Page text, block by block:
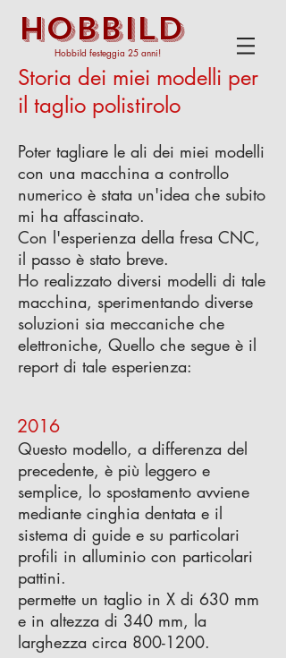
HOBBILD
Hobbild festeggia 25 anni!
Storia dei miei modelli per
il taglio polistirolo
Poter tagliare le ali dei miei modelli
con una macchina a controllo
numerico è stata un'idea che subito
mi ha affascinato.
Con l'esperienza della fresa CNC,
il passo è stato breve.
Ho realizzato diversi modelli di tale
macchina, sperimentando diverse
soluzioni sia meccaniche che
elettroniche, Quello che segue è il
report di tale esperienza:
2016
Questo modello, a differenza del
precedente, è più leggero e
semplice, lo spostamento avviene
mediante cinghia dentata e il
sistema di guide e su particolari
profili in alluminio con particolari
pattini.
permette un taglio in X di 630 mm
e in altezza di 340 mm, la
larghezza circa 800-1200.